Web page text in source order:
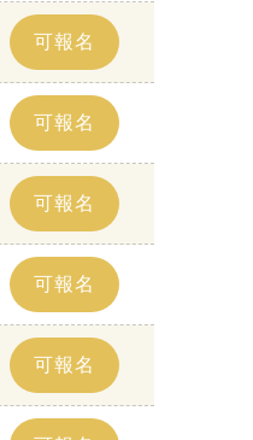
可報名
可報名
可報名
可報名
可報名